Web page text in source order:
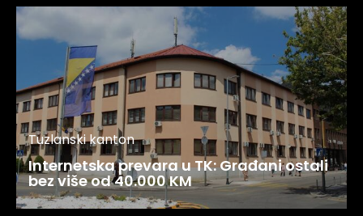
Tuzlanski kanton
Internetska prevara u TK: Građani ostali
bez više od 40.000 KM